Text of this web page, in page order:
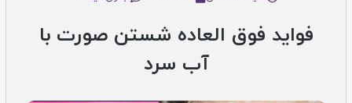
فواید فوق العاده شستن صورت با
آب سرد